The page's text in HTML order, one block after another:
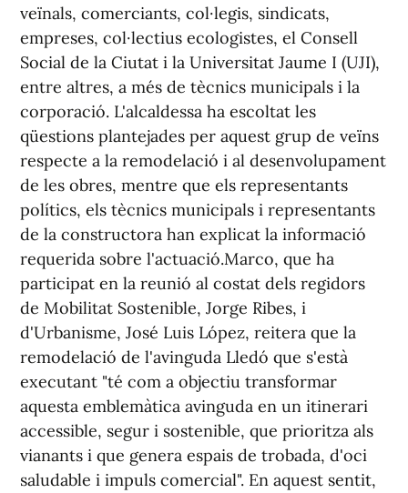
veïnals, comerciants, col·legis, sindicats,
empreses, col·lectius ecologistes, el Consell
Social de la Ciutat i la Universitat Jaume I (UJI),
entre altres, a més de tècnics municipals i la
corporació. L'alcaldessa ha escoltat les
qüestions plantejades per aquest grup de veïns
respecte a la remodelació i al desenvolupament
de les obres, mentre que els representants
polítics, els tècnics municipals i representants
de la constructora han explicat la informació
requerida sobre l'actuació.Marco, que ha
participat en la reunió al costat dels regidors
de Mobilitat Sostenible, Jorge Ribes, i
d'Urbanisme, José Luis López, reitera que la
remodelació de l'avinguda Lledó que s'està
executant "té com a objectiu transformar
aquesta emblemàtica avinguda en un itinerari
accessible, segur i sostenible, que prioritza als
vianants i que genera espais de trobada, d'oci
saludable i impuls comercial". En aquest sentit,